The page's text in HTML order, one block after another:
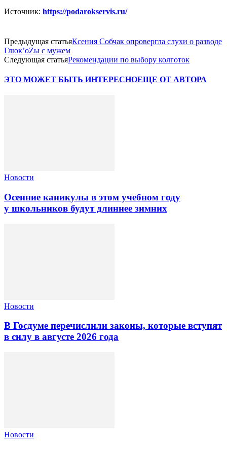
Источник: https://podarokservis.ru/
Предыдущая статьяКсения Собчак опровергла слухи о разводе
Глюк’oZы с мужем
Следующая статьяРекомендации по выбору колготок
ЭТО МОЖЕТ БЫТЬ ИНТЕРЕСНОЕЩЕ ОТ АВТОРА
Новости
Осенние каникулы в этом учебном году
у школьников будут длиннее зимних
Новости
В Госдуме перечислили законы, которые вступят
в силу в августе 2026 года
Новости